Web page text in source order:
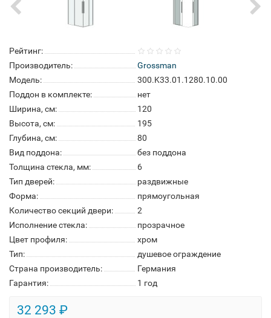
Рейтинг:
Производитель:
Grossman
Модель:
300.K33.01.1280.10.00
Поддон в комплекте:
нет
Ширина, см:
120
Высота, см:
195
Глубина, см:
80
Вид поддона:
без поддона
Толщина стекла, мм:
6
Тип дверей:
раздвижные
Форма:
прямоугольная
Количество секций двери:
2
Исполнение стекла:
прозрачное
Цвет профиля:
хром
Тип:
душевое ограждение
Страна производитель:
Германия
Гарантия:
1 год
32 293 ₽